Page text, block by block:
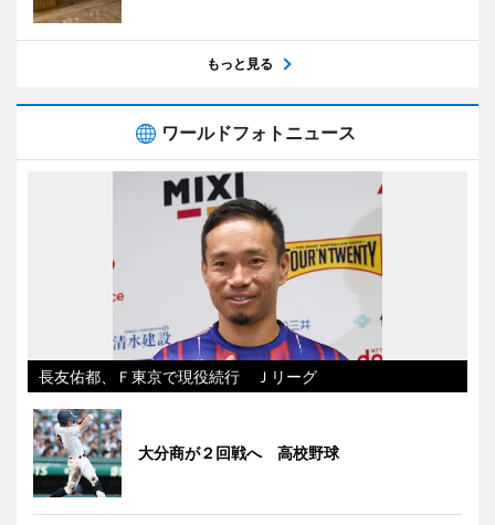
もっと見る
ワールドフォトニュース
長友佑都、Ｆ東京で現役続行 Ｊリーグ
大分商が２回戦へ 高校野球